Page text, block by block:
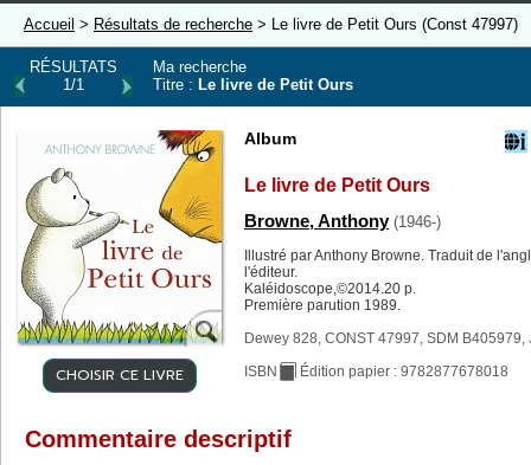
Accueil > Résultats de recherche > Le livre de Petit Ours (Const 47997)
RÉSULTATS
1/1
Ma recherche
Titre : Le livre de Petit Ours
CHOISIR CE LIVRE
Album
Le livre de Petit Ours
Browne, Anthony (1946-)
Illustré par Anthony Browne. Traduit de
l'éditeur.
Kaléidoscope,©2014.20 p.
Première parution 1989.
Dewey 828, CONST 47997, SDM B405979,
ISBN Édition papier : 9782877678018
Commentaire descriptif